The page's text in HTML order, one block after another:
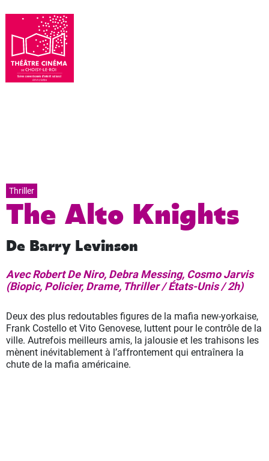
Thriller
The Alto Knights
De Barry Levinson
Avec Robert De Niro, Debra Messing, Cosmo Jarvis
(Biopic, Policier, Drame, Thriller / États-Unis / 2h)
Deux des plus redoutables figures de la mafia new-yorkaise,
Frank Costello et Vito Genovese, luttent pour le contrôle de la
ville. Autrefois meilleurs amis, la jalousie et les trahisons les
mènent inévitablement à l’affrontement qui entraînera la
chute de la mafia américaine.